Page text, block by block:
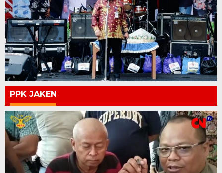
PPK JAKEN